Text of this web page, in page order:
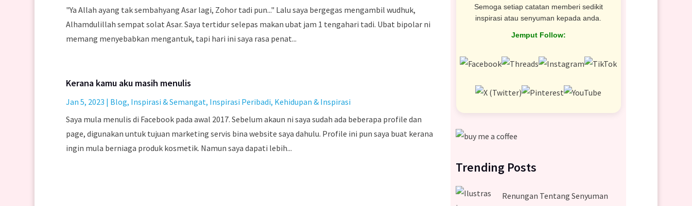
"Ya Allah ayang tak sembahyang Asar lagi, Zohor tadi pun..." Lalu saya bergegas mengambil wudhuk,
Alhamdulillah sempat solat Asar. Saya tertidur selepas makan ubat jam 1 tengahari tadi. Ubat bipolar ni
memang menyebabkan mengantuk, tapi hari ini saya rasa penat...
Kerana kamu aku masih menulis
Jan 5, 2023 | Blog, Inspirasi & Semangat, Inspirasi Peribadi, Kehidupan & Inspirasi
Saya mula menulis di Facebook pada awal 2017. Sebelum akaun ni saya sudah ada beberapa profile dan
page, digunakan untuk tujuan marketing servis bina website saya dahulu. Profile ini pun saya buat kerana
ingin mula berniaga produk kosmetik. Namun saya dapati lebih...
Semoga setiap catatan memberi sedikit
inspirasi atau senyuman kepada anda.
Jemput Follow:
Trending Posts
Renungan Tentang Senyuman